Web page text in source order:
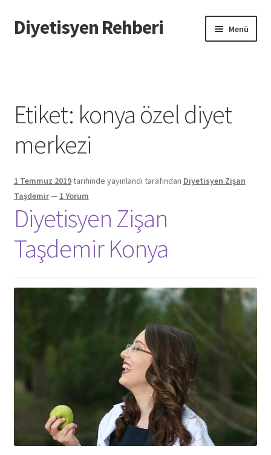
Dolaşıma
geç
İçeriğe
geç
Diyetisyen Rehberi Menü
Hata Bildir
iletişim
Sayfamı Düzenlemek İstiyorum
Yardım
Formu doldurun biz sayfanızı oluşturalım
Etiket: konya özel diyet
merkezi
1 Temmuz 2019tarihinde yayınlandı tarafından Diyetisyen Zişan
Taşdemir— 1 Yorum
Diyetisyen Zişan
Taşdemir Konya